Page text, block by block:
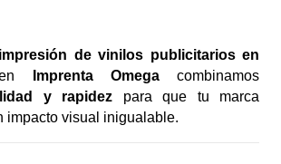
impresión de vinilos publicitarios en
Imprenta Omegacombinamos
y rapidez para que tu marca
impacto visual inigualable.